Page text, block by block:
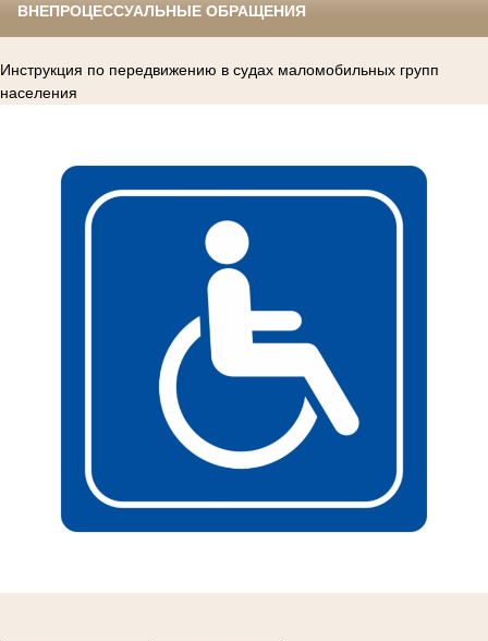
ВНЕПРОЦЕССУАЛЬНЫЕ ОБРАЩЕНИЯ
Инструкция по передвижению в судах маломобильных групп
населения